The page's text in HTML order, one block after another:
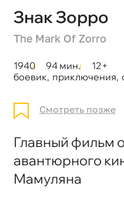
Знак Зорро
The Mark Of Zorro
1940 94 мин.
12+
боевик, приключения,
Смотреть позже
Главный фильм
авантюрного
Мамуляна